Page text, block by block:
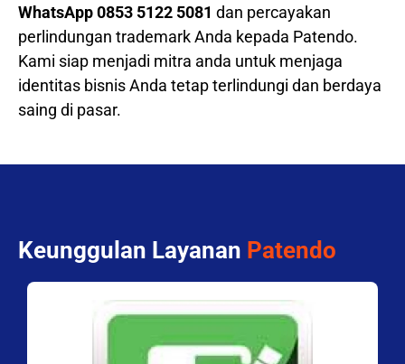
WhatsApp 0853 5122 5081 dan percayakan
perlindungan trademark Anda kepada Patendo.
Kami siap menjadi mitra anda untuk menjaga
identitas bisnis Anda tetap terlindungi dan berdaya
saing di pasar.
Keunggulan Layanan Patendo